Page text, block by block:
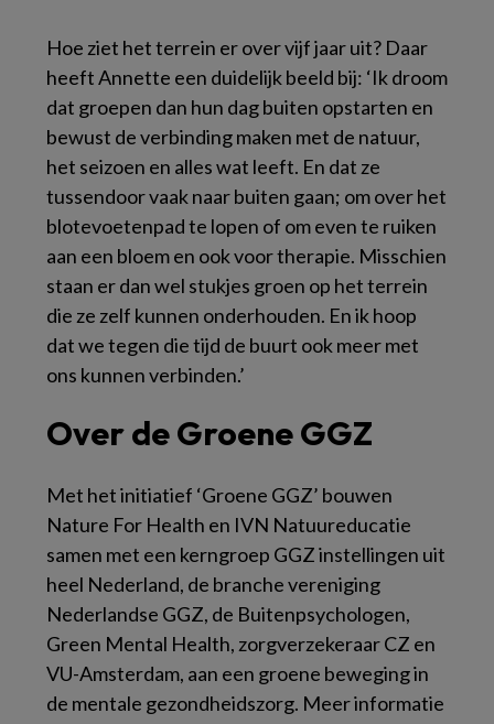
Hoe ziet het terrein er over vijf jaar uit? Daar
heeft Annette een duidelijk beeld bij: ‘Ik droom
dat groepen dan hun dag buiten opstarten en
bewust de verbinding maken met de natuur,
het seizoen en alles wat leeft. En dat ze
tussendoor vaak naar buiten gaan; om over het
blotevoetenpad te lopen of om even te ruiken
aan een bloem en ook voor therapie. Misschien
staan er dan wel stukjes groen op het terrein
die ze zelf kunnen onderhouden. En ik hoop
dat we tegen die tijd de buurt ook meer met
ons kunnen verbinden.’
Over de Groene GGZ
Met het initiatief ‘Groene GGZ’ bouwen
Nature For Health en IVN Natuureducatie
samen met een kerngroep GGZ instellingen uit
heel Nederland, de branche vereniging
Nederlandse GGZ, de Buitenpsychologen,
Green Mental Health, zorgverzekeraar CZ en
VU-Amsterdam, aan een groene beweging in
de mentale gezondheidszorg. Meer informatie